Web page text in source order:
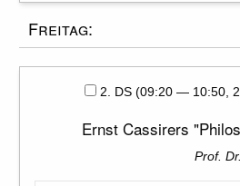
Freitag:
2. DS (09:20 — 10:50,
Ernst Cassirers
Prof.